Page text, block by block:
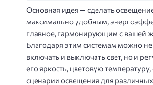
Основная идея — сделать
максимально удобным,
главное, гармонирующим с вашей
Благодаря этим системам можно не
включать и выключать свет, но и
его яркость, цветовую температуру,
сценарии освещения для